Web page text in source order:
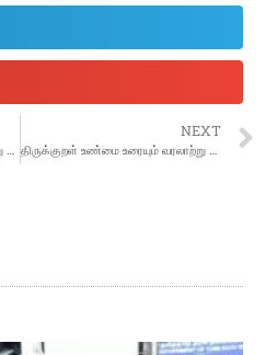
NEXT